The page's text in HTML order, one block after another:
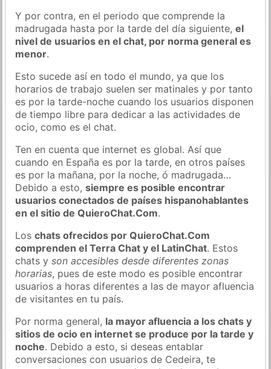
Y por contra, en el periodo que comprende la
madrugada hasta por la tarde del día siguiente,el
nivel de usuarios en el chat, por norma general es
menor.
Esto sucede así en todo el mundo, ya que los
horarios de trabajo suelen ser matinales y por tanto
es por la tarde-noche cuando los usuarios disponen
de tiempo libre para dedicar a las actividades de
ocio, como es el chat.
Ten en cuenta que internet es global. Así que
cuando en España es por la tarde, en otros países
es por la mañana, por la noche, ó madrugada…
Debido a esto,siempre es posible encontrar
usuarios conectados de países hispanohablantes
en el sitio de QuieroChat.Com.
Loschats ofrecidos por QuieroChat.Com
comprenden el Terra Chat y el LatinChat. Estos
chats yson accesibles desde diferentes zonas
horarias, pues de este modo es posible encontrar
usuarios a horas diferentes a las de mayor afluencia
de visitantes en tu país.
Por norma general, la mayor afluencia a los chats y
sitios de ocio en internet se produce por la tarde y
noche. Debido a esto, si deseas entablar
conversaciones con usuarios de Cedeira, te